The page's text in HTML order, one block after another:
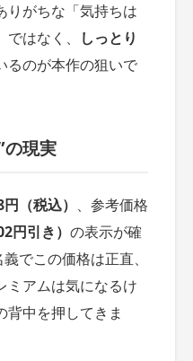
りがちな「気持ちは
はなく、
しっとり
るのが本作の狙いで
の現実
（税込） 、参考価格
円引き） の表示が確
でこの価格は正直、
ミアムは気になるけ
背中を押してきま